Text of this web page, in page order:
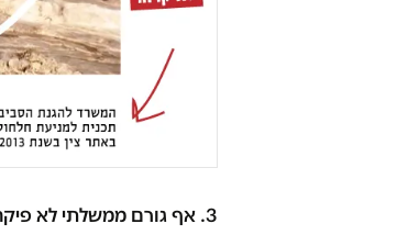
3. אף גורם ממשלתי לא פיקח על סגירת הבריכות.